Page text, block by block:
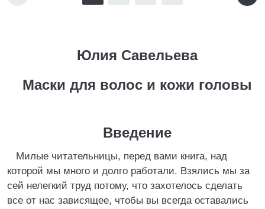
Юлия Савельева
Маски для волос и кожи головы
Введение
Милые читательницы, перед вами книга, над
которой мы много и долго работали. Взялись мы за
сей нелегкий труд потому, что захотелось сделать
все от нас зависящее, чтобы вы всегда оставались